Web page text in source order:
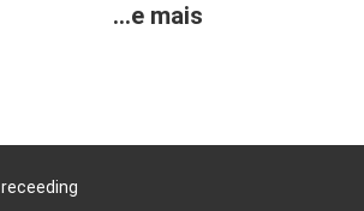
...e mais